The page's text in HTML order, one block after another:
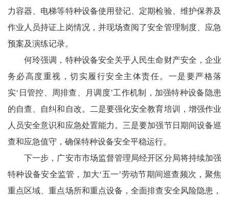
科
协
端
星
文
学
社
力容器、电梯等特种设备使用登记、定期检验、维护保养及
作业人员持证上岗情况，并现场查阅了安全管理制度、应急
预案及演练记录。
何玲强调，特种设备安全关乎人民生命财产安全，企业
务必高度重视，切实履行安全主体责任。一是要严格落
实‘日管控、周排查、月调度’工作机制，加强特种设备隐患
的自查、自纠和自改。二是要强化安全教育培训，增强作业
人员安全意识和应急处置能力。三是要加强节日期间设备巡
查和应急值守，确保特种设备安全平稳运行。
下一步，广安市市场监督管理局经开区分局将持续加强
特种设备安全监管，加大‘五一’劳动节期间巡查频次，聚焦
重点区域、重点场所和重点设备，全面排查安全风险隐患，